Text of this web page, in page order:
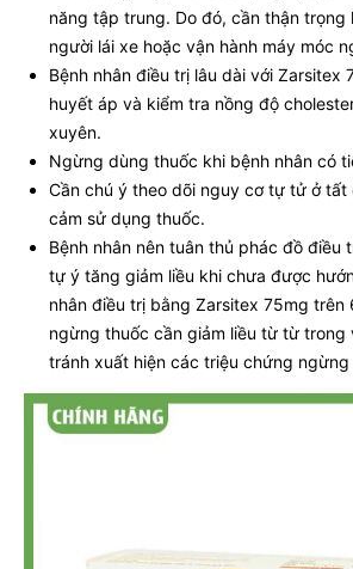
năng tập trung. Do đó, cần thận
người lái xe hoặc vận hành máy móc
Bệnh nhân điều trị lâu dài với Zarsitex
huyết áp và kiểm tra nồng độ
xuyên.
Ngừng dùng thuốc khi bệnh nhân có
Cần chú ý theo dõi nguy cơ tự tử ở tất
cảm sử dụng thuốc.
Bệnh nhân nên tuân thủ phác đồ điều
tự ý tăng giảm liều khi chưa được
nhân điều trị bằng Zarsitex 75mg trên
ngừng thuốc cần giảm liều từ từ trong
tránh xuất hiện các triệu chứng ngừng